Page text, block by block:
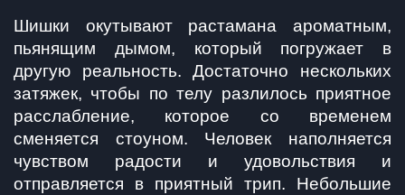
Шишки окутывают растамана ароматным,
пьянящим дымом, который погружает в
другую реальность. Достаточно нескольких
затяжек, чтобы по телу разлилось приятное
расслабление, которое со временем
сменяется стоуном. Человек наполняется
чувством радости и удовольствия и
отправляется в приятный трип. Небольшие